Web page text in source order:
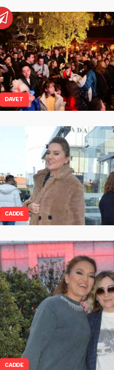
DAVET
CADDE
CADDE